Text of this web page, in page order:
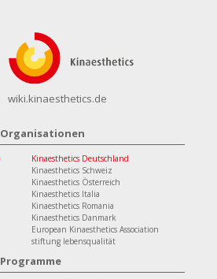
wiki.kinaesthetics.de
Organisationen
Kinaesthetics Deutschland
Kinaesthetics Schweiz
Kinaesthetics Österreich
Kinaesthetics Italia
Kinaesthetics Romania
Kinaesthetics Danmark
European Kinaesthetics Association
stiftung lebensqualität
Programme